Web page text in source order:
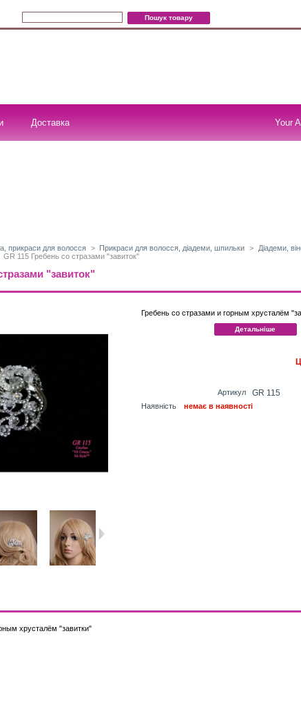
Доставка Your
прикраси для волосся > Прикраси для волосся, діадеми, шпильки >
Діадеми,
GR 115 Гребень со стразами "завиток"
"завиток"
Гребень со стразами и горным хрусталём
Детальніше
Артикул GR 115
Наявність немає в наявності
хрусталём "завитки"